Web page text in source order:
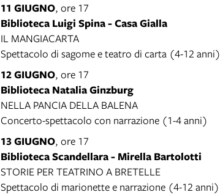
11 GIUGNO, ore 17
Biblioteca Luigi Spina - Casa Gialla
IL MANGIACARTA
Spettacolo di sagome e teatro di carta (4-12 anni)
12 GIUGNO, ore 17
Biblioteca Natalia Ginzburg
NELLA PANCIA DELLA BALENA
Concerto-spettacolo con narrazione (1-4 anni)
13 GIUGNO, ore 17
Biblioteca Scandellara - Mirella Bartolotti
STORIE PER TEATRINO A BRETELLE
Spettacolo di marionette e narrazione (4-12 anni)